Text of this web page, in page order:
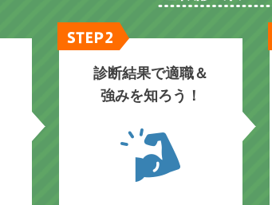
診断結果で適職＆
強みを知ろう！